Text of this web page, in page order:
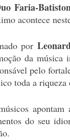
Faria-
acontece
por
da música
pelo
toda a riqueza
apontam
do seu